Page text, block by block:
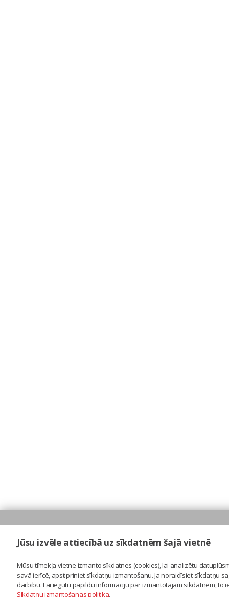
Jūsu izvēle attiecībā uz sīkdatnēm šajā vietnē
Mūsu tīmekļa vietne izmanto sīkdatnes (cookies), lai analizētu
savā ierīcē, apstipriniet sīkdatņu izmantošanu. Ja noraidīsiet sīkdatņu
darbību. Lai iegūtu papildu informāciju par izmantotajām sīkdatnēm,
Sīkdatņu izmantošanas politika.